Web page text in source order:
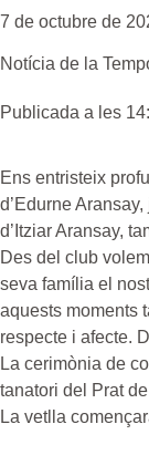
7 de octubre de
Notícia de la
Publicada a les
Ens entristeix
d’Edurne
d’Itziar Aransay,
Des del club
seva família el
aquests moments
respecte i afecte.
La cerimònia de
tanatori del Prat
La vetlla